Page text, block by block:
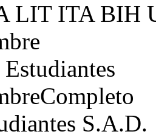
LIT ITA BIH
S.A.D.